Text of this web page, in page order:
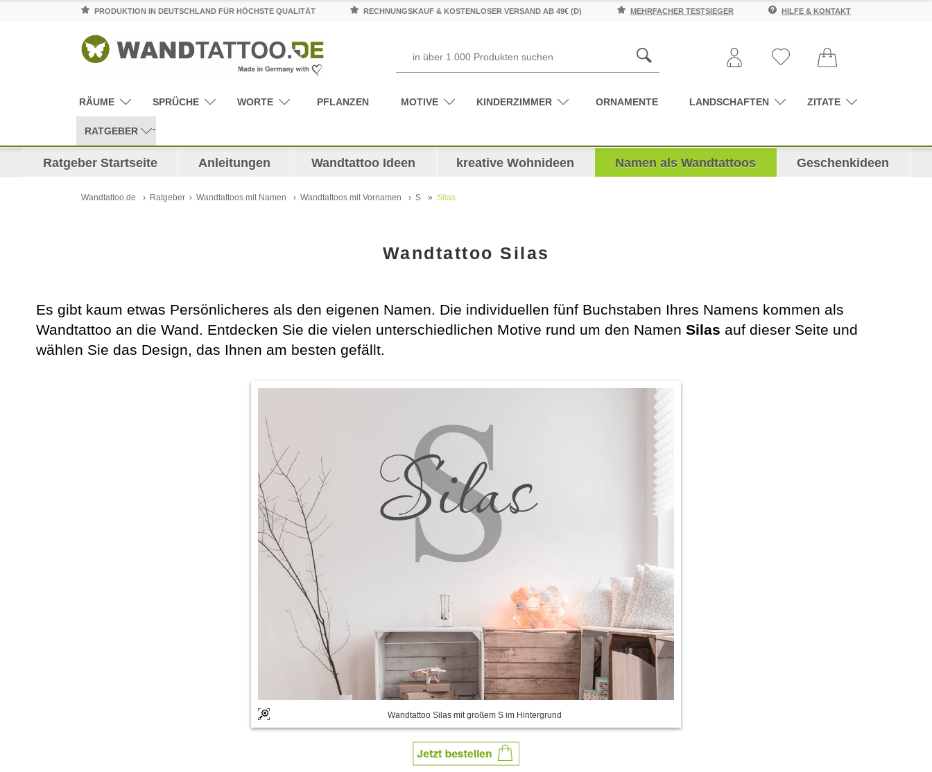
PRODUKTION IN DEUTSCHLAND FÜR HÖCHSTE QUALITÄT RECHNUNGSKAUF & KOSTENLOSER VERSAND AB 49€ (D) MEHRFACHER TESTSIEGER HILFE & KONTAKT
RÄUME SPRÜCHE WORTE PFLANZEN MOTIVE KINDERZIMMER ORNAMENTE LANDSCHAFTEN ZITATE
RATGEBER
Ratgeber Startseite Anleitungen Wandtattoo Ideen kreative Wohnideen Namen als Wandtattoos Geschenkideen
Wandtattoo.de Ratgeber Wandtattoos mit Namen Wandtattoos mit Vornamen S Silas
Wandtattoo Silas
Es gibt kaum etwas Persönlicheres als den eigenen Namen. Die individuellen fünf Buchstaben Ihres Namens kommen als
Wandtattoo an die Wand. Entdecken Sie die vielen unterschiedlichen Motive rund um den Namen Silas auf dieser Seite und
wählen Sie das Design, das Ihnen am besten gefällt.
Wandtattoo Silas mit großem S im Hintergrund